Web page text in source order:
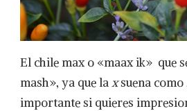
El chile max o «maax ik» que
mash», ya que laxsuena como
importante si quieres